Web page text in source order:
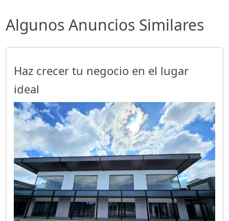
Algunos Anuncios Similares
Haz crecer tu negocio en el lugar
ideal